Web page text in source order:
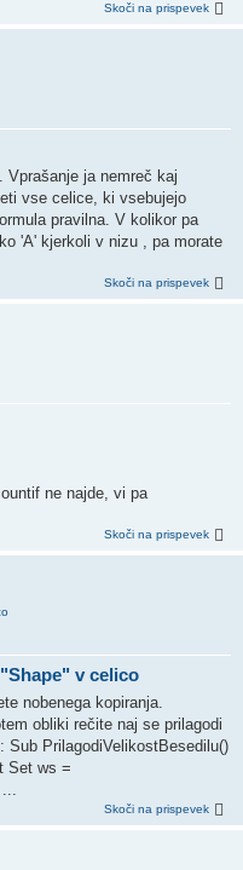
Skoči na prispevek
Vprašanje ja nemreč kaj
vse celice, ki vsebujejo
pravilna. V kolikor pa
'A' kjerkoli v nizu , pa morate
Skoči na prispevek
ne najde, vi pa
Skoči na prispevek
v celico
nobenega kopiranja.
obliki rečite naj se prilagodi
Sub PrilagodiVelikostBesedilu()
Set ws =
Skoči na prispevek